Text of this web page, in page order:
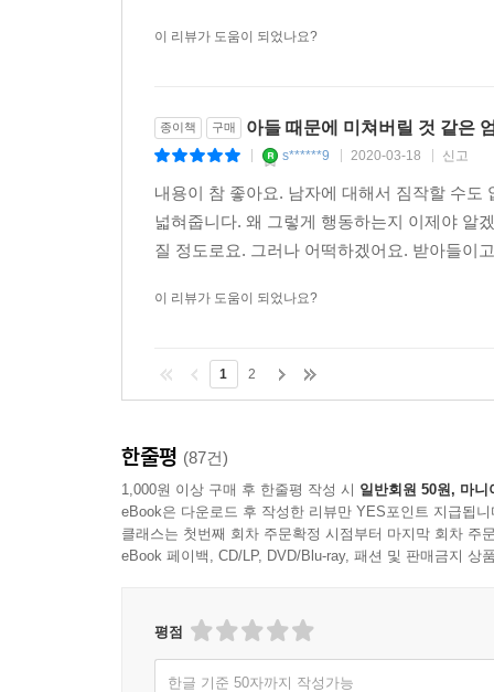
이 리뷰가 도움이 되었나요?
종이책 구매 아들 때문에 미쳐버릴 것 같은
s******9 2020-03-18 신고
내용이 참 좋아요. 남자에 대해서 짐작할 수
넓혀줍니다. 왜 그렇게 행동하는지 이제야 알
질 정도로요. 그러나 어떡하겠어요. 받아들이
이 리뷰가 도움이 되었나요?
1 2
한줄평 (87건)
1,000원 이상 구매 후 한줄평 작성 시 일반회원 50원, 마니
eBook은 다운로드 후 작성한 리뷰만 YES포인트 지급됩니
클래스는 첫번째 회차 주문확정 시점부터 마지막 회차 주
eBook 페이백, CD/LP, DVD/Blu-ray, 패션 및 판매금지 상
평점
한글 기준 50자까지 작성가능